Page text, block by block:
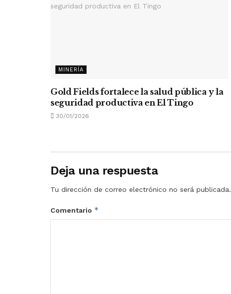
MINERÍA
Gold Fields fortalece la salud pública y la
seguridad productiva en El Tingo
30/01/2026
Deja una respuesta
Tu dirección de correo electrónico no será publicada.
Comentario *